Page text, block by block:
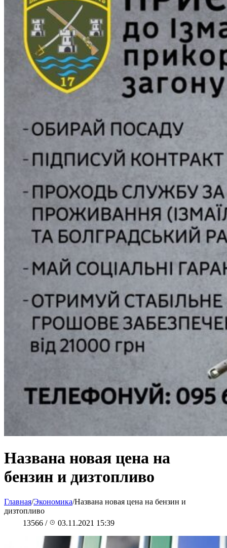
Названа новая цена на
бензин и дизтопливо
Главная/Экономика/Названа новая цена на бензин и
дизтопливо
13566 / 03.11.2021 15:39